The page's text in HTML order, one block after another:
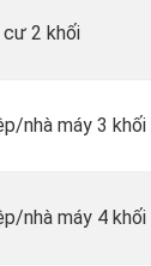
cư 2 khối
nhà máy 3 khối
nhà máy 4 khối